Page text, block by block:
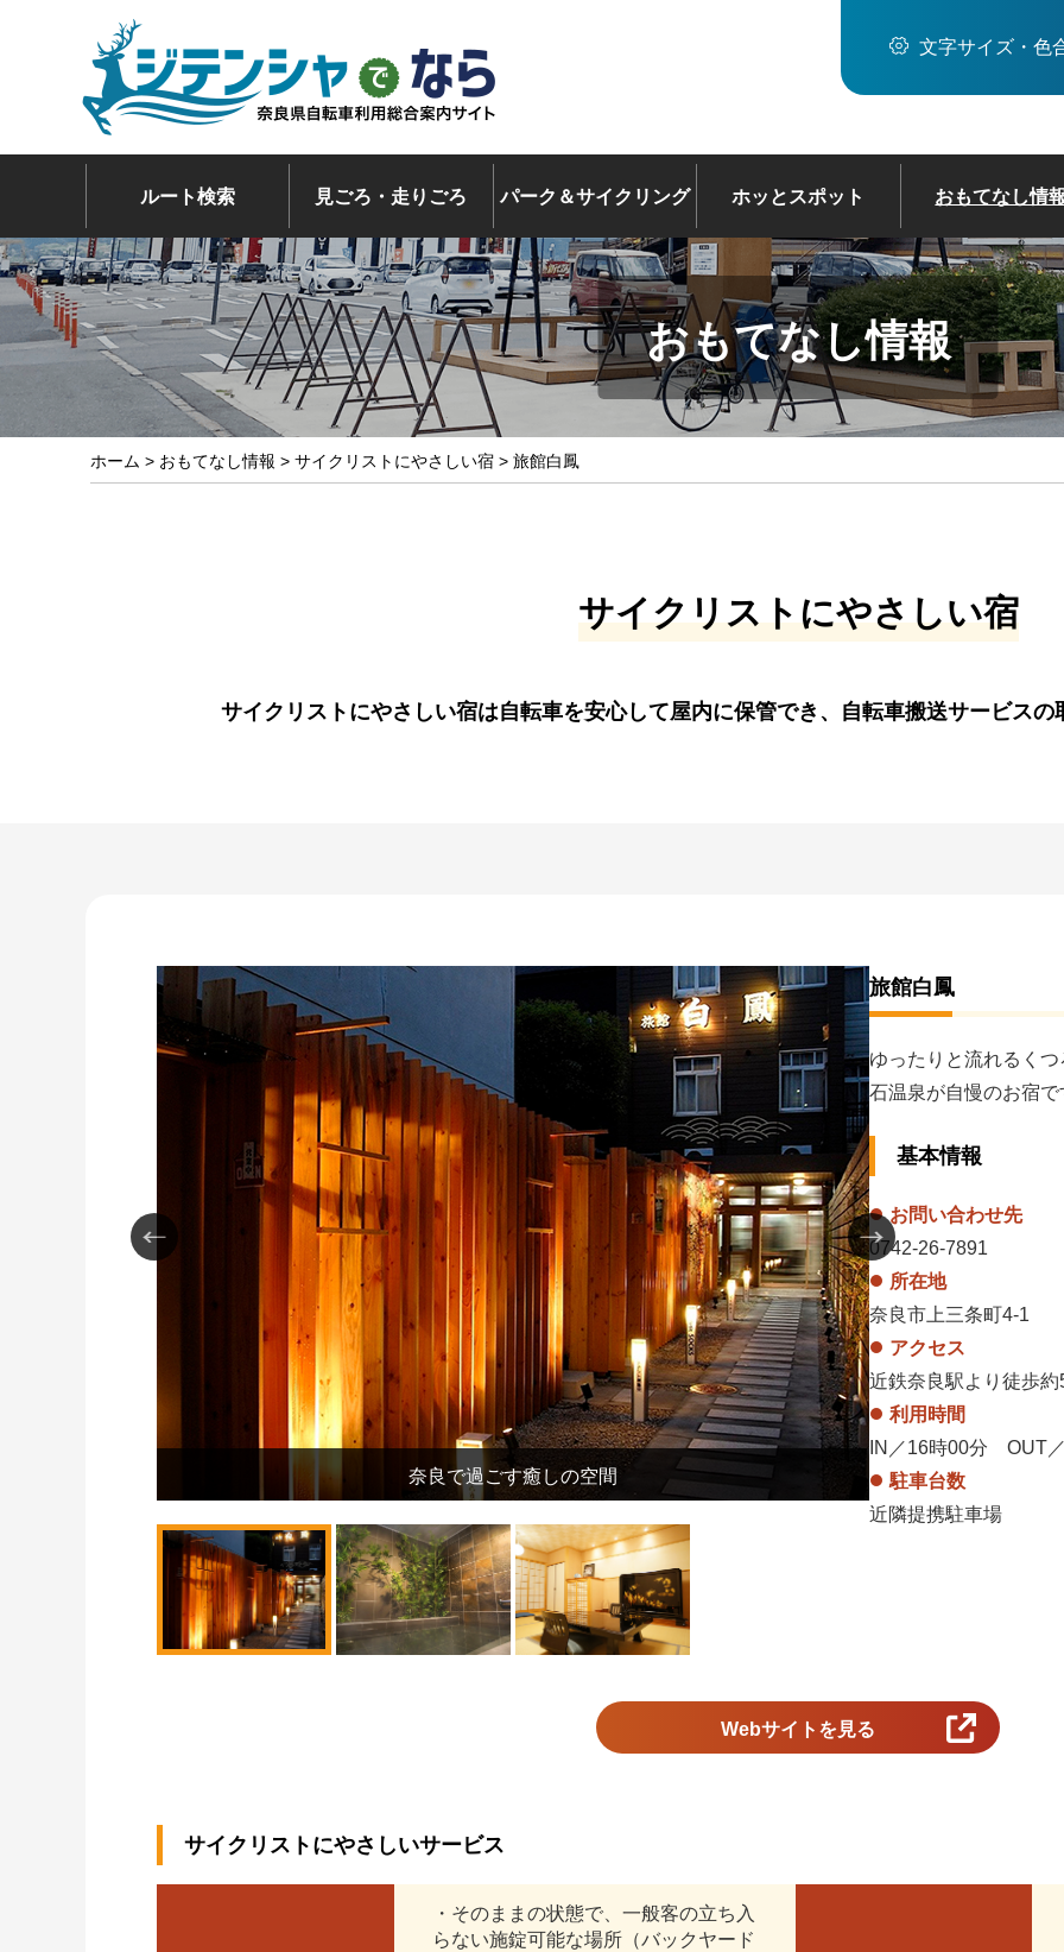
文字サイズ・色
ルート検索 見ごろ・走りごろ パーク＆サイクリング ホッとスポット おもてなし情
おもてなし情報
ホーム > おもてなし情報 >サイクリストにやさしい宿 > 旅館白鳳
サイクリストにやさしい宿
サイクリストにやさしい宿は自転車を安心して屋内に保管でき、自転車搬送サービス
奈良で過ごす癒しの空間
旅館白鳳
ゆったりと流れるく
石温泉が自慢のお宿で
基本情報
お問い合わせ先
0742-26-7891
所在地
奈良市上三条町4-1
アクセス
近鉄奈良駅より徒歩
利用時間
IN／16時00分 OUT
駐車台数
近隣提携駐車場
Webサイトを見る
サイクリストにやさしいサービス
・そのままの状態で、一般客の立ち入
らない施錠可能な場所（バックヤード